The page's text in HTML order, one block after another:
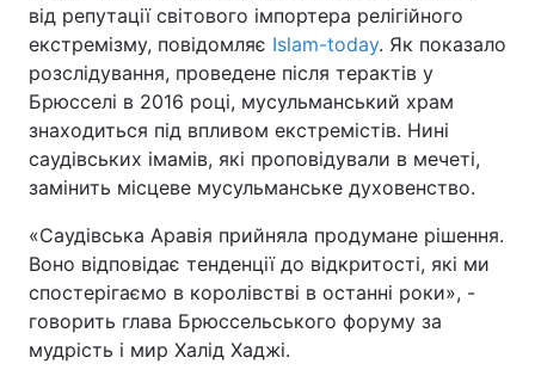
Спорт Наука
Техно і зв'язок Лайт
Зброя Інциденти
Здоров'я Туризм
Цікавинки Погода
Відео з Youtube Статті
від репутації світового імпортера релігійного
екстремізму, повідомляє Islam-today. Як показало
розслідування, проведене після терактів у
Брюсселі в 2016 році, мусульманський храм
знаходиться під впливом екстремістів. Нині
саудівських імамів, які проповідували в мечеті,
замінить місцеве мусульманське духовенство.
«Саудівська Аравія прийняла продумане рішення.
Воно відповідає тенденції до відкритості, які ми
спостерігаємо в королівстві в останні роки», -
говорить глава Брюссельського форуму за
мудрість і мир Халід Хаджі.